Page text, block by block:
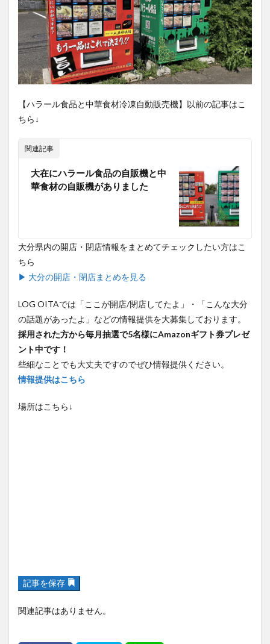
【ハラール食品と中華食材冷凍自動販売機】以前の記事はこ
ちら↓
関連記事
大在にハラール食品の自販機と中
華食材の自販機がありました
大分県内の開店・閉店情報をまとめてチェックしたい方はこ
ちら
▶ 大分の開店・閉店まとめを見る
LOG OITAでは「ここが開店/閉店してたよ」・「こんな大分
の話題があったよ」などの情報提供を大募集しております。
採用された方から毎月抽選で5名様にAmazonギフト券プレゼ
ント中です！
些細なことでも大丈夫ですのでぜひ情報提供ください。
情報提供はこちら
場所はこちら↓
記事を保存
関連記事はありません。